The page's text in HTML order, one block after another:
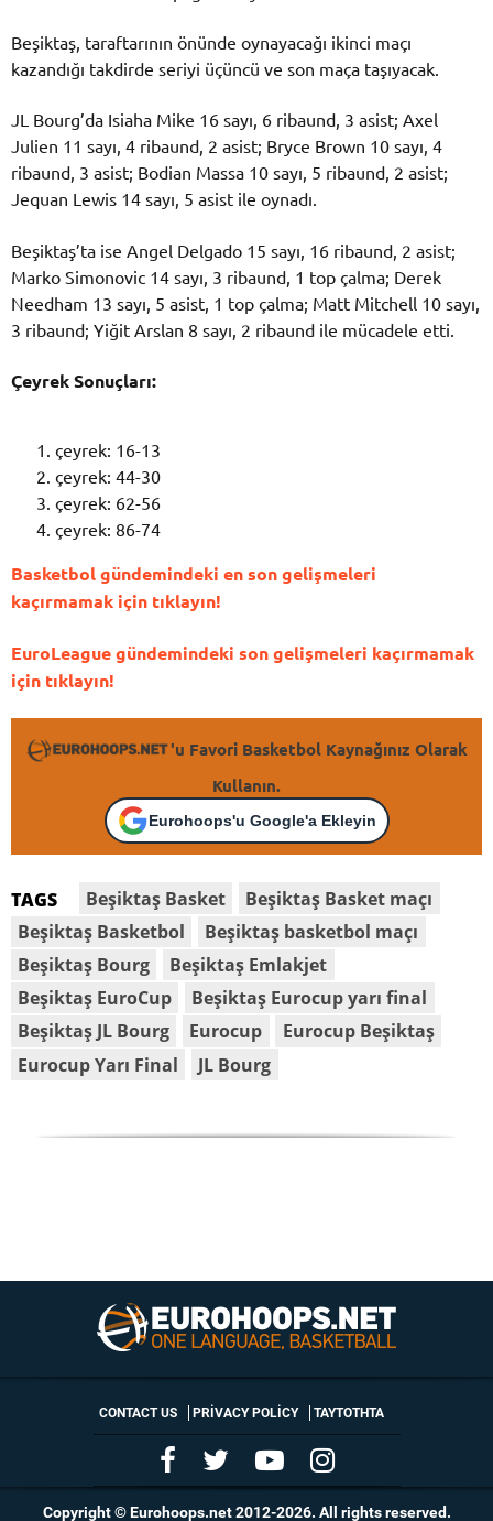
Beşiktaş, taraftarının önünde oynayacağı ikinci maçı
kazandığı takdirde seriyi üçüncü ve son maça taşıyacak.
JL Bourg’da Isiaha Mike 16 sayı, 6 ribaund, 3 asist; Axel
Julien 11 sayı, 4 ribaund, 2 asist; Bryce Brown 10 sayı, 4
ribaund, 3 asist; Bodian Massa 10 sayı, 5 ribaund, 2 asist;
Jequan Lewis 14 sayı, 5 asist ile oynadı.
Beşiktaş’ta ise Angel Delgado 15 sayı, 16 ribaund, 2 asist;
Marko Simonovic 14 sayı, 3 ribaund, 1 top çalma; Derek
Needham 13 sayı, 5 asist, 1 top çalma; Matt Mitchell 10 sayı,
3 ribaund; Yiğit Arslan 8 sayı, 2 ribaund ile mücadele etti.
Çeyrek Sonuçları:
çeyrek: 16-13
çeyrek: 44-30
çeyrek: 62-56
çeyrek: 86-74
Basketbol gündemindeki en son gelişmeleri
kaçırmamak için tıklayın!
EuroLeague gündemindeki son gelişmeleri kaçırmamak
için tıklayın!
'u Favori Basketbol Kaynağınız Olarak
Kullanın.
Eurohoops'u Google'a Ekleyin
TAGS Beşiktaş Basket
Beşiktaş Basket maçı
Beşiktaş Basketbol
Beşiktaş basketbol maçı
Beşiktaş Bourg
Beşiktaş Emlakjet
Beşiktaş EuroCup
Beşiktaş Eurocup yarı final
Beşiktaş JL Bourg
Eurocup
Eurocup Beşiktaş
Eurocup Yarı Final
JL Bourg
CONTACT US PRIVACY POLICY ΤΑΥΤΟΤΗΤΑ
Copyright © Eurohoops.net 2012-2026. All rights reserved.